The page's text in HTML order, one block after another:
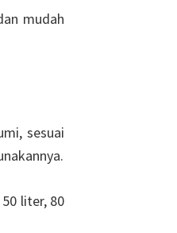
mudah
sesuai
liter, 80